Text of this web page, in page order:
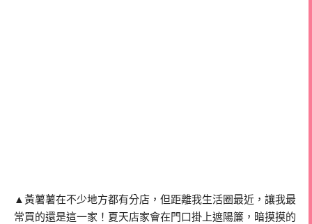
▲黃薯薯在不少地方都有分店，但距離我生活圈最近，讓我最
常買的還是這一家！夏天店家會在門口掛上遮陽簾，暗摸摸的